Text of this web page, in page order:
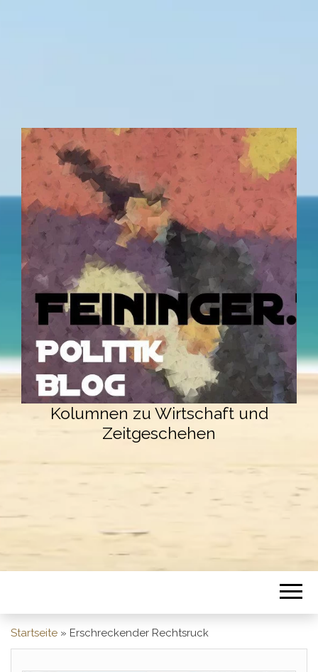
Kolumnen zu Wirtschaft und
Zeitgeschehen
Startseite » Erschreckender Rechtsruck